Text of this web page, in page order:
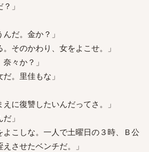
」
だ。金か？」
。そのかわり、女をよこせ。」
々か？」
。里佳もな」
えに復讐したいんだってさ。」
」
よこしな。一人で土曜日の３時、Ｂ公
させたベンチだ。」